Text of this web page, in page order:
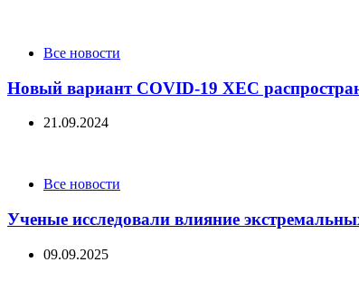
CategoriesВсе новости
Новый вариант COVID-19 XEC
21.09.2024
CategoriesВсе новости
Ученые исследовали влияние
09.09.2025